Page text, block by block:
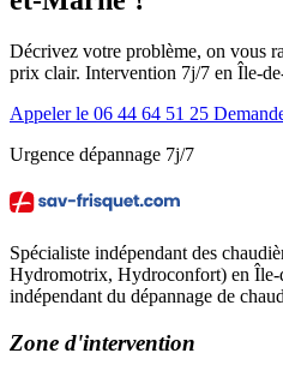
Décrivez votre problème, on vous
prix clair. Intervention 7j/7 en Île-
Appeler le 06 44 64 51 25
Urgence dépannage 7j/7
Spécialiste indépendant des
Hydromotrix, Hydroconfort) en Île-
indépendant du dépannage de
Zone d'intervention